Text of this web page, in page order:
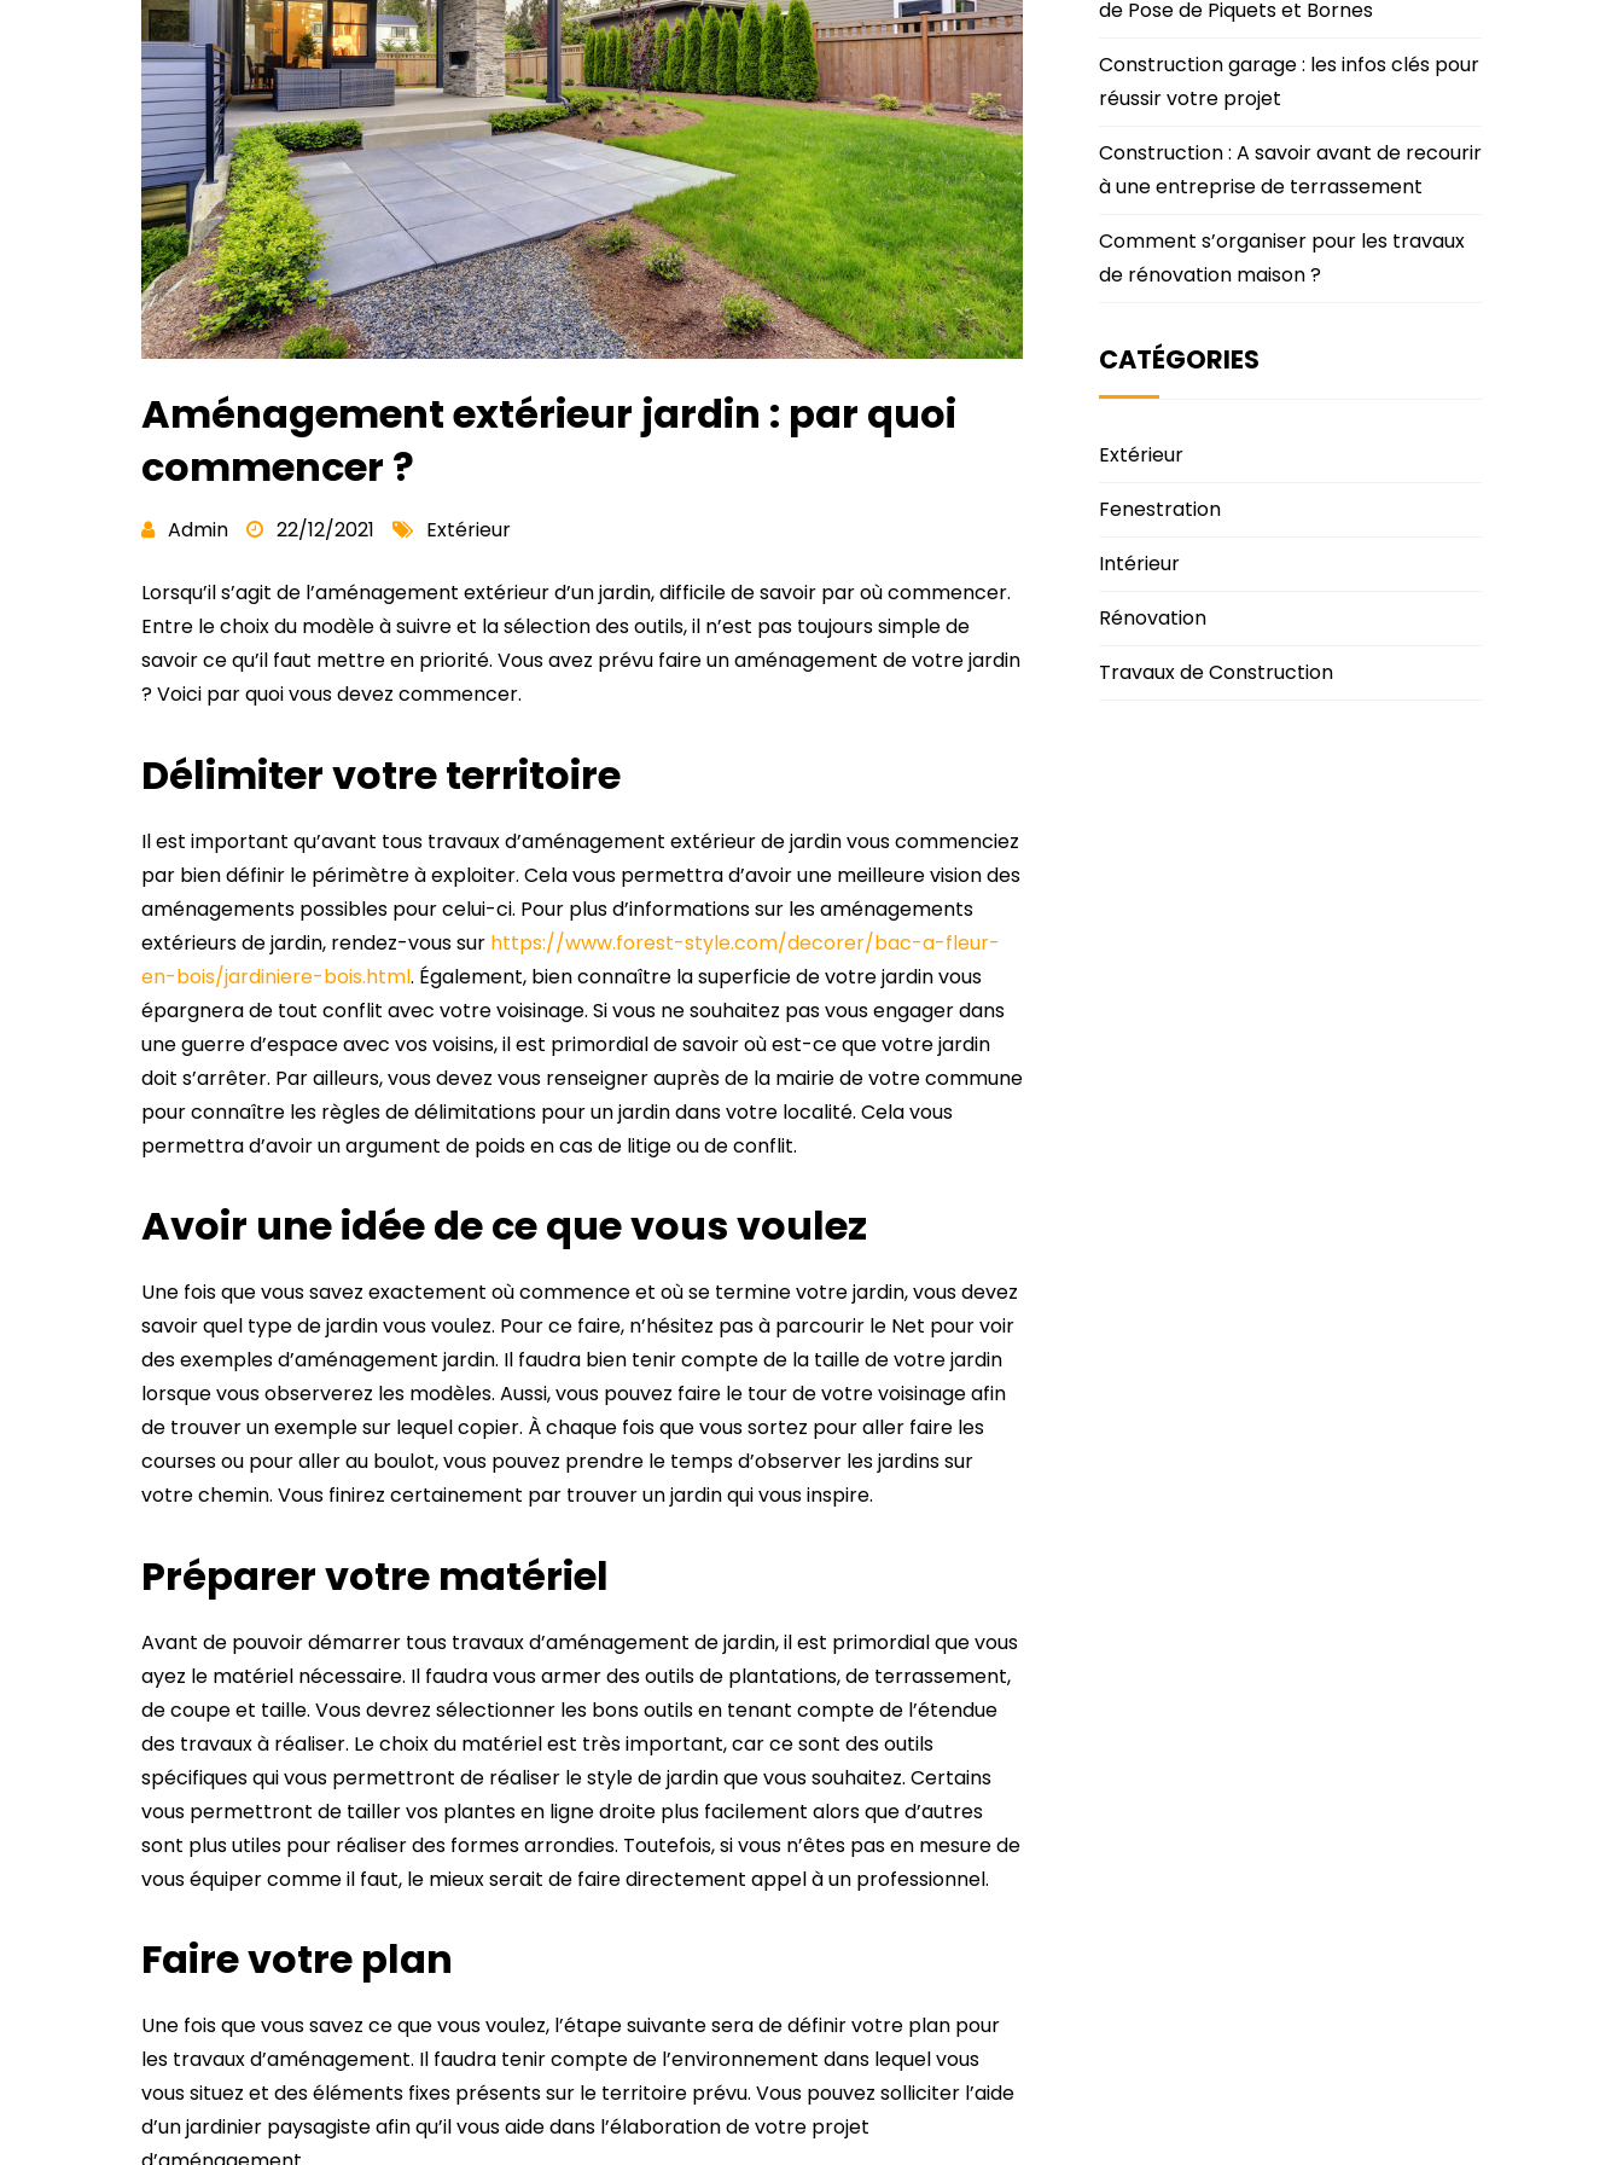
Aménagement extérieur jardin : par quoi
commencer ?
Admin 22/12/2021 Extérieur
Lorsqu’il s’agit de l’aménagement extérieur d’un jardin, difficile de savoir par où commencer.
Entre le choix du modèle à suivre et la sélection des outils, il n’est pas toujours simple de
savoir ce qu’il faut mettre en priorité. Vous avez prévu faire un aménagement de votre jardin
? Voici par quoi vous devez commencer.
Délimiter votre territoire
Il est important qu’avant tous travaux d’aménagement extérieur de jardin vous commenciez
par bien définir le périmètre à exploiter. Cela vous permettra d’avoir une meilleure vision des
aménagements possibles pour celui-ci. Pour plus d’informations sur les aménagements
extérieurs de jardin, rendez-vous sur https://www.forest-style.com/decorer/bac-a-fleur-
en-bois/jardiniere-bois.html. Également, bien connaître la superficie de votre jardin vous
épargnera de tout conflit avec votre voisinage. Si vous ne souhaitez pas vous engager dans
une guerre d’espace avec vos voisins, il est primordial de savoir où est-ce que votre jardin
doit s’arrêter. Par ailleurs, vous devez vous renseigner auprès de la mairie de votre commune
pour connaître les règles de délimitations pour un jardin dans votre localité. Cela vous
permettra d’avoir un argument de poids en cas de litige ou de conflit.
Avoir une idée de ce que vous voulez
Une fois que vous savez exactement où commence et où se termine votre jardin, vous devez
savoir quel type de jardin vous voulez. Pour ce faire, n’hésitez pas à parcourir le Net pour voir
des exemples d’aménagement jardin. Il faudra bien tenir compte de la taille de votre jardin
lorsque vous observerez les modèles. Aussi, vous pouvez faire le tour de votre voisinage afin
de trouver un exemple sur lequel copier. À chaque fois que vous sortez pour aller faire les
courses ou pour aller au boulot, vous pouvez prendre le temps d’observer les jardins sur
votre chemin. Vous finirez certainement par trouver un jardin qui vous inspire.
Préparer votre matériel
Avant de pouvoir démarrer tous travaux d’aménagement de jardin, il est primordial que vous
ayez le matériel nécessaire. Il faudra vous armer des outils de plantations, de terrassement,
de coupe et taille. Vous devrez sélectionner les bons outils en tenant compte de l’étendue
des travaux à réaliser. Le choix du matériel est très important, car ce sont des outils
spécifiques qui vous permettront de réaliser le style de jardin que vous souhaitez. Certains
vous permettront de tailler vos plantes en ligne droite plus facilement alors que d’autres
sont plus utiles pour réaliser des formes arrondies. Toutefois, si vous n’êtes pas en mesure de
vous équiper comme il faut, le mieux serait de faire directement appel à un professionnel.
Faire votre plan
Une fois que vous savez ce que vous voulez, l’étape suivante sera de définir votre plan pour
les travaux d’aménagement. Il faudra tenir compte de l’environnement dans lequel vous
vous situez et des éléments fixes présents sur le territoire prévu. Vous pouvez solliciter l’aide
d’un jardinier paysagiste afin qu’il vous aide dans l’élaboration de votre projet
de Pose de Piquets et Bornes
Construction garage : les infos clés pour
réussir votre projet
Construction : A savoir avant de recourir
à une entreprise de terrassement
Comment s’organiser pour les travaux
de rénovation maison ?
CATÉGORIES
Extérieur
Fenestration
Intérieur
Rénovation
Travaux de Construction